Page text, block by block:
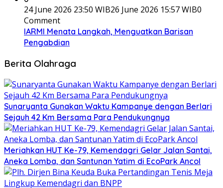
24 June 2026 23:50 WIB26 June 2026 15:57 WIB0
Comment
IARMI Menata Langkah, Menguatkan Barisan
Pengabdian
Berita Olahraga
Sunaryanta Gunakan Waktu Kampanye dengan Berlari
Sejauh 42 Km Bersama Para Pendukungnya
Meriahkan HUT Ke-79, Kemendagri Gelar Jalan Santai,
Aneka Lomba, dan Santunan Yatim di EcoPark Ancol